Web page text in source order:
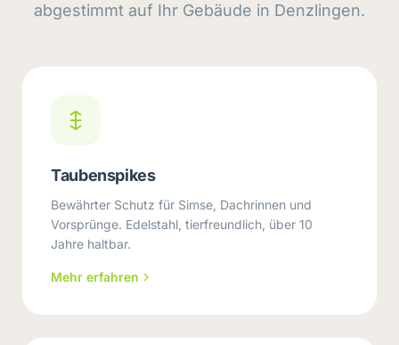
abgestimmt auf Ihr Gebäude in Denzlingen.
Taubenspikes
Bewährter Schutz für Simse, Dachrinnen und
Vorsprünge. Edelstahl, tierfreundlich, über 10
Jahre haltbar.
Mehr erfahren